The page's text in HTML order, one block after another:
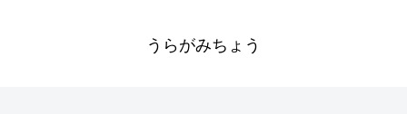
うらがみちょう